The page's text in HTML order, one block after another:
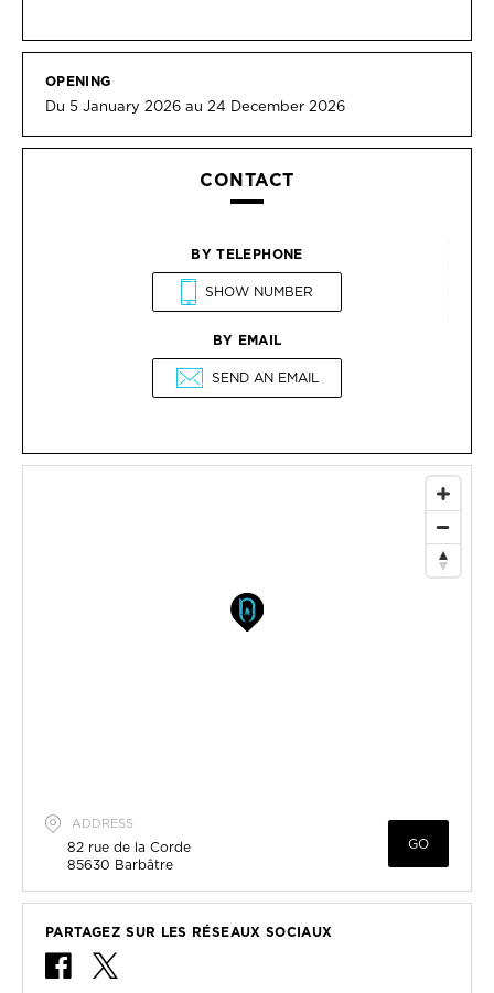
OPENING
Du 5 January 2026 au 24 December 2026
CONTACT
BY TELEPHONE
SHOW NUMBER
BY EMAIL
SEND AN EMAIL
ADDRESS
82 rue de la Corde
85630 Barbâtre
GO
PARTAGEZ SUR LES RÉSEAUX SOCIAUX